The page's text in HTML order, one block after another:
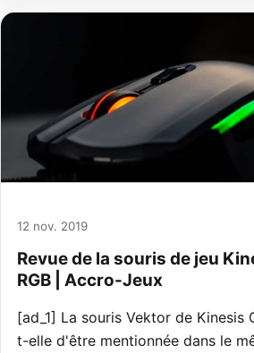
12 nov. 2019
Revue de la souris de jeu
RGB | Accro-Jeux
[ad_1] La souris Vektor de Kinesis
t-elle d'être mentionnée dans le